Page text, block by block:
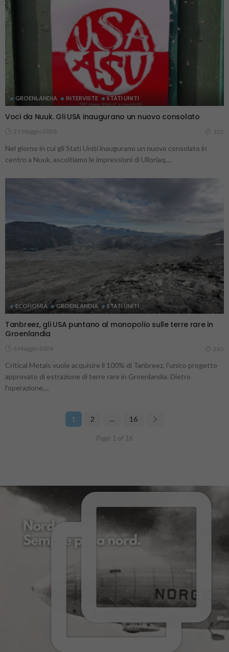
GROENLANDIA INTERVISTE STATI UNITI
Voci da Nuuk. Gli USA inaugurano un nuovo consolato
21 Maggio 2026 335
Nel giorno in cui gli Stati Uniti inaugurano un nuovo consolato in
centro a Nuuk, ascoltiamo le impressioni di Ulloriaq,...
ECONOMIA GROENLANDIA STATI UNITI
Tanbreez, gli USA puntano al monopolio sulle terre rare in
Groenlandia
6 Maggio 2026 265
Critical Metals vuole acquisire il 100% di Tanbreez, l'unico progetto
approvato di estrazione di terre rare in Groenlandia. Dietro
l'operazione,...
1 2 … 16
Page 1 of 16